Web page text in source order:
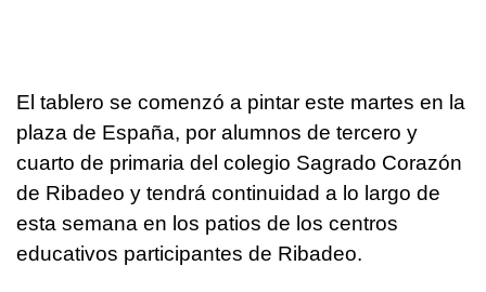
El tablero se comenzó a pintar este martes en la
plaza de España, por alumnos de tercero y
cuarto de primaria del colegio Sagrado Corazón
de Ribadeo y tendrá continuidad a lo largo de
esta semana en los patios de los centros
educativos participantes de Ribadeo.